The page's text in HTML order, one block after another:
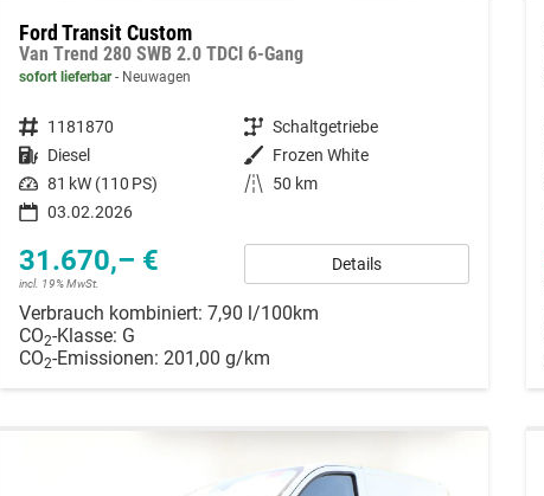
Ford Transit Custom
Van Trend 280 SWB 2.0 TDCI 6-Gang
sofort lieferbar Neuwagen
Fahrzeugnummer 1181870 Getriebe Schaltgetriebe
Kraftstoff Diesel Außenfarbe Frozen White
Leistung 81 kW (110 PS) Kilometerstand
50 km
03.02.2026
31.670,– €
incl. 19% MwSt.
Details
Verbrauch kombiniert: 7,90 l/100km
CO2-Klasse: G
CO2-Emissionen: 201,00 g/km